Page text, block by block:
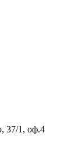
37/1, оф.4